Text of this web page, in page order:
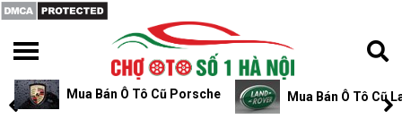
Mua Bán Ô Tô Cũ Land Rover Mua Bán Ô